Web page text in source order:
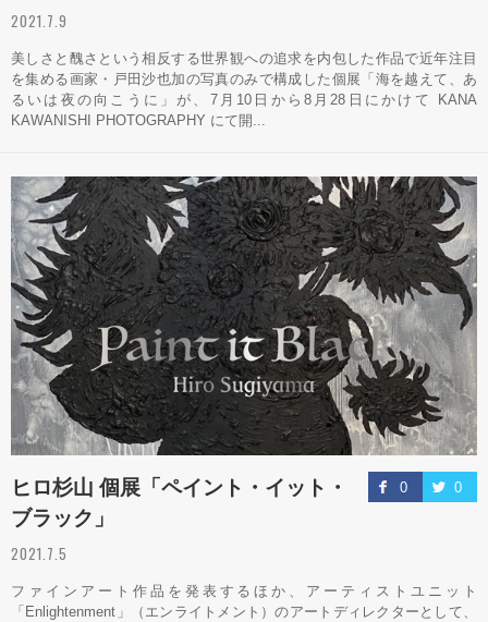
2021.7.9
美しさと醜さという相反する世界観への追求を内包した作品で近年注目
を集める画家・戸田沙也加の写真のみで構成した個展「海を越えて、あ
るいは夜の向こうに」が、7月10日から8月28日にかけて KANA
KAWANISHI PHOTOGRAPHY にて開...
0 0
ヒロ杉山 個展「ペイント・イット・
ブラック」
2021.7.5
ファインアート作品を発表するほか、アーティストユニット
「Enlightenment」（エンライトメント）のアートディレクターとして、